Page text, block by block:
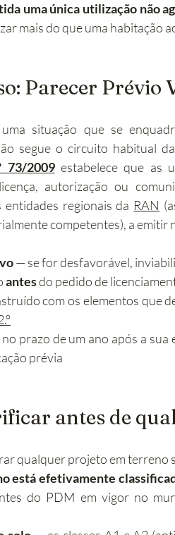
uma única utilização não
mais do que uma habitação
Parecer Prévio
situação que se
segue o circuito habitual
73/2009 estabelece que as
autorização ou
entidades regionais da RAN
competentes), a emitir
— se for desfavorável,
antes do pedido de
com os elementos que
prazo de um ano após a
prévia
antes de
qualquer projeto em terreno
está efetivamente
do PDM em vigor no